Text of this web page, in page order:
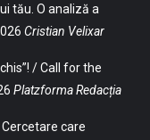
tău. O analiză a
Cristian Velixar
/ Call for the
Platzforma Redacția
care